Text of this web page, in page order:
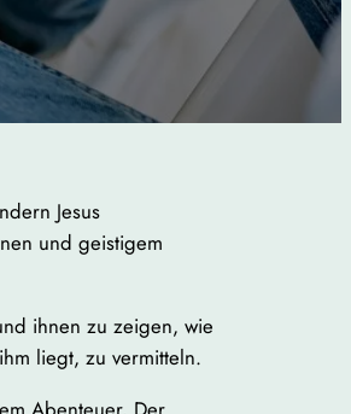
Jesus
und geistigem
ihnen zu zeigen, wie
liegt, zu vermitteln.